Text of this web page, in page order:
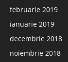
februarie 2019
ianuarie 2019
decembrie 2018
noiembrie 2018